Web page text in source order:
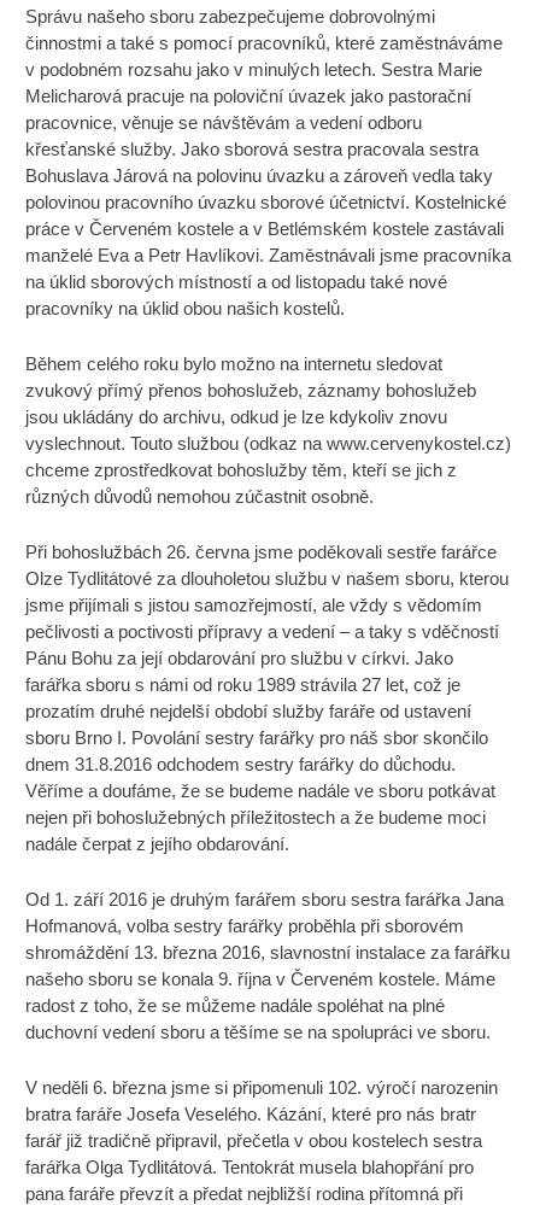
Správu našeho sboru zabezpečujeme dobrovolnými
činnostmi a také s pomocí pracovníků, které zaměstnáváme
v podobném rozsahu jako v minulých letech. Sestra Marie
Melicharová pracuje na poloviční úvazek jako pastorační
pracovnice, věnuje se návštěvám a vedení odboru
křesťanské služby. Jako sborová sestra pracovala sestra
Bohuslava Járová na polovinu úvazku a zároveň vedla taky
polovinou pracovního úvazku sborové účetnictví. Kostelnické
práce v Červeném kostele a v Betlémském kostele zastávali
manželé Eva a Petr Havlíkovi. Zaměstnávali jsme pracovníka
na úklid sborových místností a od listopadu také nové
pracovníky na úklid obou našich kostelů.
Během celého roku bylo možno na internetu sledovat
zvukový přímý přenos bohoslužeb, záznamy bohoslužeb
jsou ukládány do archivu, odkud je lze kdykoliv znovu
vyslechnout. Touto službou (odkaz na www.cervenykostel.cz)
chceme zprostředkovat bohoslužby těm, kteří se jich z
různých důvodů nemohou zúčastnit osobně.
Při bohoslužbách 26. června jsme poděkovali sestře farářce
Olze Tydlitátové za dlouholetou službu v našem sboru, kterou
jsme přijímali s jistou samozřejmostí, ale vždy s vědomím
pečlivosti a poctivosti přípravy a vedení – a taky s vděčností
Pánu Bohu za její obdarování pro službu v církvi. Jako
farářka sboru s námi od roku 1989 strávila 27 let, což je
prozatím druhé nejdelší období služby faráře od ustavení
sboru Brno I. Povolání sestry farářky pro náš sbor skončilo
dnem 31.8.2016 odchodem sestry farářky do důchodu.
Věříme a doufáme, že se budeme nadále ve sboru potkávat
nejen při bohoslužebných příležitostech a že budeme moci
nadále čerpat z jejího obdarování.
Od 1. září 2016 je druhým farářem sboru sestra farářka Jana
Hofmanová, volba sestry farářky proběhla při sborovém
shromáždění 13. března 2016, slavnostní instalace za farářku
našeho sboru se konala 9. října v Červeném kostele. Máme
radost z toho, že se můžeme nadále spoléhat na plné
duchovní vedení sboru a těšíme se na spolupráci ve sboru.
V neděli 6. března jsme si připomenuli 102. výročí narozenin
bratra faráře Josefa Veselého. Kázání, které pro nás bratr
farář již tradičně připravil, přečetla v obou kostelech sestra
farářka Olga Tydlitátová. Tentokrát musela blahopřání pro
pana faráře převzít a předat nejbližší rodina přítomná při